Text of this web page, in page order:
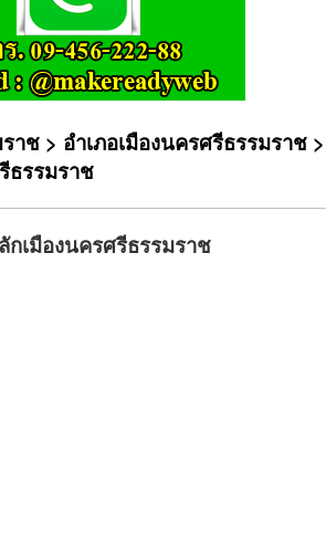
าช > อำเภอเมืองนครศรีธรรมราช >
ธรรมราช
กเมืองนครศรีธรรมราช